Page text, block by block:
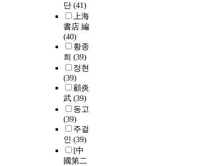
단 (41)
上海
書店 編
(40)
황종
희 (39)
정현
(39)
顧炎
武 (39)
동고
(39)
주걸
인 (39)
[中
國第二